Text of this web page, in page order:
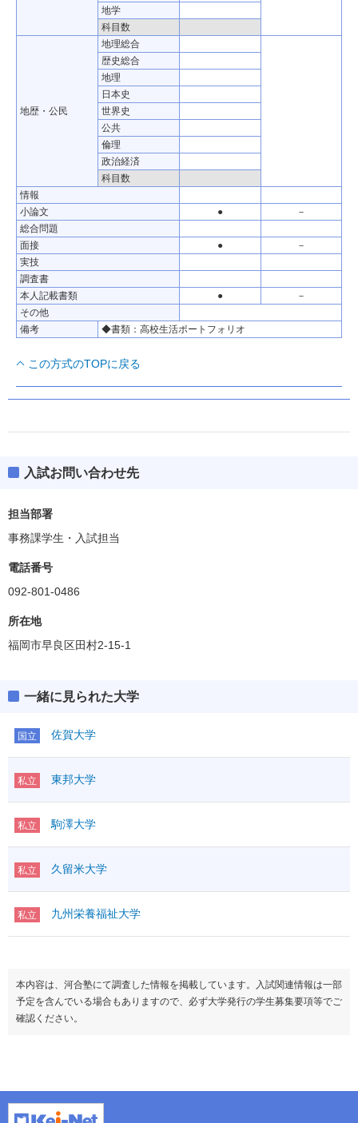
地学
科目数
地歴・公民
地理総合
歴史総合
地理
日本史
世界史
公共
倫理
政治経済
科目数
情報
小論文
●
－
総合問題
面接
●
－
実技
調査書
本人記載書類
●
－
その他
備考
◆書類：高校生活ポートフォリオ
この方式のTOPに戻る
入試お問い合わせ先
担当部署
事務課学生・入試担当
電話番号
092-801-0486
所在地
福岡市早良区田村2-15-1
一緒に見られた大学
国立 佐賀大学
私立 東邦大学
私立 駒澤大学
私立 久留米大学
私立 九州栄養福祉大学
本内容は、河合塾にて調査した情報を掲載しています。入試関連情報は一部
予定を含んでいる場合もありますので、必ず大学発行の学生募集要項等でご
確認ください。